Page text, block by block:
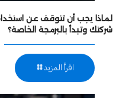
لماذا يجب أن تتوقف عن
شركتك وتبدأ بالبرمجة الخاصة؟
اقرأ المزيد